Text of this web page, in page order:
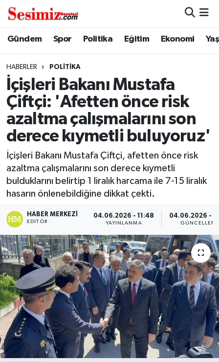
Gündem Spor Politika Eğitim Ekonomi
HABERLER POLITIKA
İçişleri Bakanı Mustafa
Çiftçi: 'Afetten önce risk
azaltma çalışmalarını son
derece kıymetli buluyoruz'
İçişleri Bakanı Mustafa Çiftçi, afetten önce risk
azaltma çalışmalarını son derece kıymetli
bulduklarını belirtip 1 liralık harcama ile 7-15 liralık
hasarın önlenebildiğine dikkat çekti.
HABER MERKEZI
EDITÖR
04.06.2026 - 11:48
YAYINLANMA
04.06.2026 -
Dünya
Ekonomi
Genel
Gündem
Politika
Sağlık
Spor
Teknoloji
Tokat Haberleri
Yaşam
Nöbetçi Eczaneler
Hava Durumu
Namaz Vakitleri
Trafik Durumu
Süper Lig Puan Durumu ve Fikstür
Son Dakika Haberleri
Haber Arşivi